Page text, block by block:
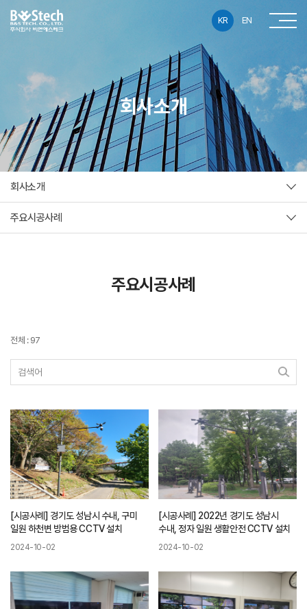
KR EN
회사소개
회사소개
주요시공사례
주요시공사례
전체 : 97
[시공사례] 경기도 성남시 수내, 구미
일원 하천변 방범용 CCTV 설치
2024-10-02
[시공사례] 2022년 경기도 성남시
수내, 정자 일원 생활안전 CCTV 설치
2024-10-02